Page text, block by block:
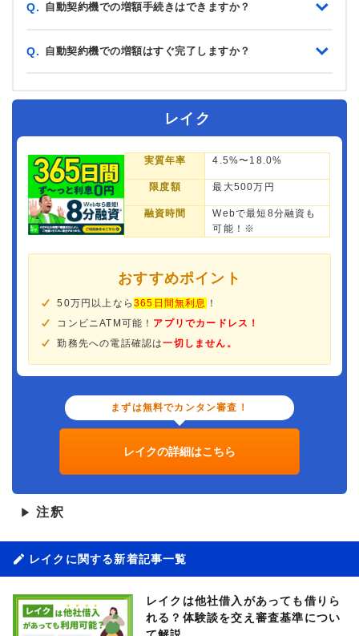
Q. 自動契約機での増額手続きはできますか？
Q. 自動契約機での増額はすぐ完了しますか？
レイク
実質年率 4.5%〜18.0%
限度額 最大500万円
融資時間
Webで最短8分融資も
可能！※
おすすめポイント
50万円以上なら365日間無利息
！
コンビニATM可能！ アプリでカードレス！
勤務先への電話確認は一切しません。
まずは無料でカンタン審査！
レイクの詳細はこちら
▶ 注釈
レイクに関する新着記事一覧
レイクは他社借入があっても借りら
れる？体験談を交え審査基準につい